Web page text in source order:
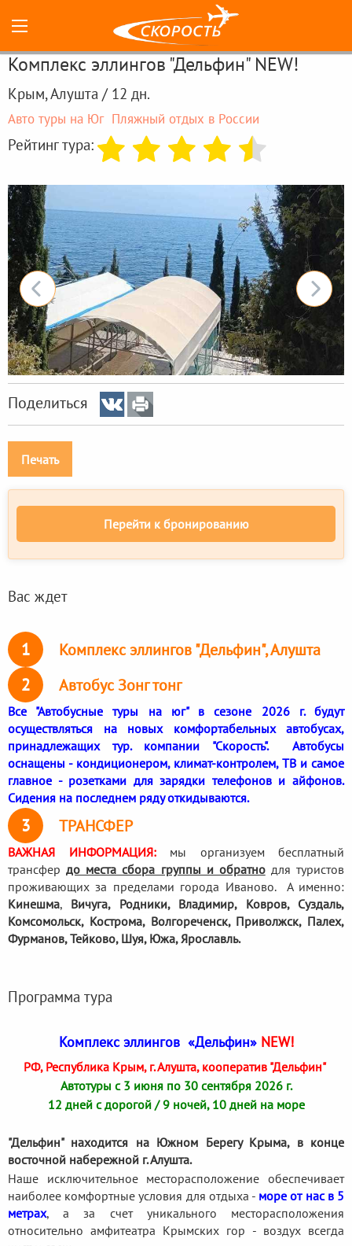
Комплекс эллингов "Дельфин" NEW!
Крым, Алушта / 12 дн.
Авто туры на Юг Пляжный отдых в России
Рейтинг тура:
Поделиться
Печать
Перейти к бронированию
Вас ждет
1 Комплекс эллингов "Дельфин", Алушта
2 Автобус Зонг тонг
Все "Автобусные туры на юг" в сезоне 2026 г. будут
осуществляться на новых комфортабельных автобусах,
принадлежащих тур. компании "Скорость". Автобусы
оснащены - кондиционером, климат-контролем, ТВ и самое
главное - розетками для зарядки телефонов и айфонов.
Сидения на последнем ряду откидываются.
3 ТРАНСФЕР
ВАЖНАЯ ИНФОРМАЦИЯ:мы организуем бесплатный
трансфердо места сбора группы и обратнодля туристов
проживающих за пределами города Иваново. А именно:
Кинешма, Вичуга, Родники, Владимир, Ковров, Суздаль,
Комсомольск, Кострома, Волгореченск, Приволжск, Палех,
Фурманов, Тейково, Шуя, Южа, Ярославль.
Программа тура
Комплекс эллингов «Дельфин» NEW!
РФ, Республика Крым, г. Алушта, кооператив "Дельфин"
Автотуры с 3 июня по 30 сентября 2026 г.
12 дней с дорогой / 9 ночей, 10 дней на море
"Дельфин" находится на Южном Берегу Крыма, в конце
восточной набережной г. Алушта.
Наше исключительное месторасположение обеспечивает
наиболее комфортные условия для отдыха - море от нас в 5
метрах, а за счет уникального месторасположения
относительно амфитеатра Крымских гор - воздух всегда